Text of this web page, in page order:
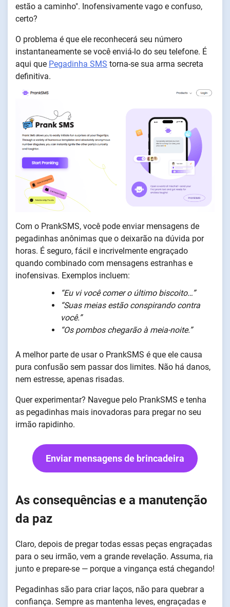
estão a caminho". Inofensivamente vago e confuso,
certo?
O problema é que ele reconhecerá seu número
instantaneamente se você enviá-lo do seu telefone. É
aqui que Pegadinha SMS torna-se sua arma secreta
definitiva.
Com o PrankSMS, você pode enviar mensagens de
pegadinhas anônimas que o deixarão na dúvida por
horas. É seguro, fácil e incrivelmente engraçado
quando combinado com mensagens estranhas e
inofensivas. Exemplos incluem:
“Eu vi você comer o último biscoito…”
“Suas meias estão conspirando contra
você.”
“Os pombos chegarão à meia-noite.”
A melhor parte de usar o PrankSMS é que ele causa
pura confusão sem passar dos limites. Não há danos,
nem estresse, apenas risadas.
Quer experimentar? Navegue pelo PrankSMS e tenha
as pegadinhas mais inovadoras para pregar no seu
irmão rapidinho.
Enviar mensagens de brincadeira
As consequências e a manutenção
da paz
Claro, depois de pregar todas essas peças engraçadas
para o seu irmão, vem a grande revelação. Assuma, ria
junto e prepare-se — porque a vingança está chegando!
Pegadinhas são para criar laços, não para quebrar a
confiança. Sempre as mantenha leves, engraçadas e